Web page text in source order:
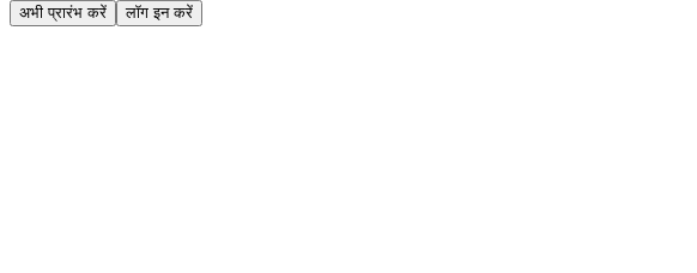
अभी प्रारंभ करें लॉग इन करें